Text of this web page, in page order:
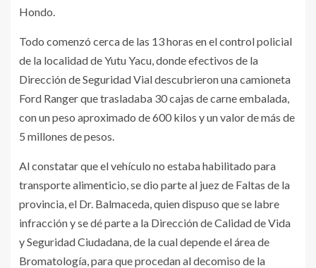
Hondo.
Todo comenzó cerca de las 13 horas en el control policial
de la localidad de Yutu Yacu, donde efectivos de la
Dirección de Seguridad Vial descubrieron una camioneta
Ford Ranger que trasladaba 30 cajas de carne embalada,
con un peso aproximado de 600 kilos y un valor de más de
5 millones de pesos.
Al constatar que el vehículo no estaba habilitado para
transporte alimenticio, se dio parte al juez de Faltas de la
provincia, el Dr. Balmaceda, quien dispuso que se labre
infracción y se dé parte a la Dirección de Calidad de Vida
y Seguridad Ciudadana, de la cual depende el área de
Bromatología, para que procedan al decomiso de la